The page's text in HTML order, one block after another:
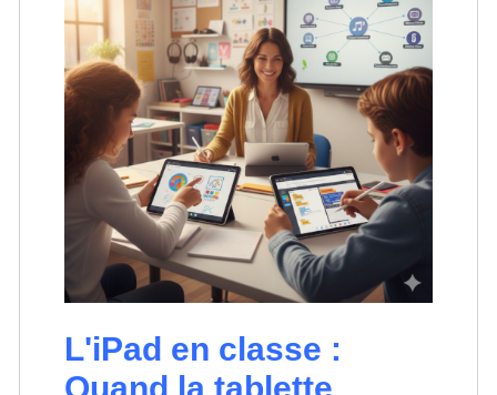
L'iPad en classe :